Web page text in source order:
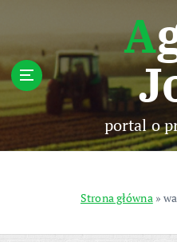
p
t
c
n
Agro
portal o
Strona główna»